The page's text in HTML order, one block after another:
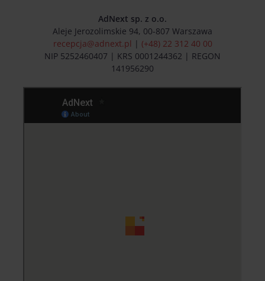
AdNext sp. z o.o.
Aleje Jerozolimskie 94, 00-807 Warszawa
recepcja@adnext.pl | (+48) 22 312 40 00
NIP 5252460407 | KRS 0001244362 | REGON
141956290